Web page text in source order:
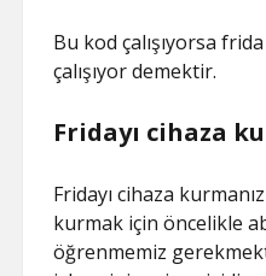
Bu kod çalışıyorsa
çalışıyor demektir.
Fridayı cihaza
Fridayı cihaza
kurmak için öncelikle
öğrenmemiz